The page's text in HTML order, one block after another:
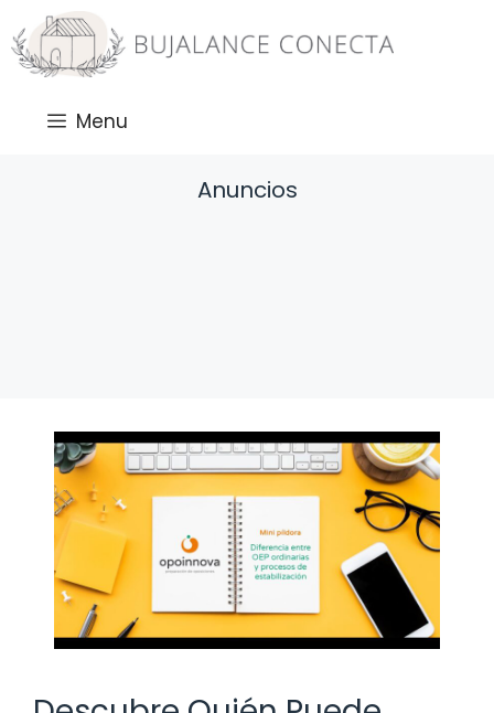
Saltar
al
contenido
Menu
Anuncios